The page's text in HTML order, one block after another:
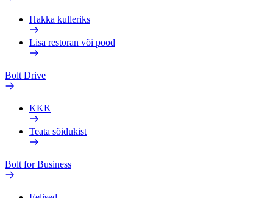
Hakka kulleriks
Lisa restoran või pood
Bolt Drive
KKK
Teata sõidukist
Bolt for Business